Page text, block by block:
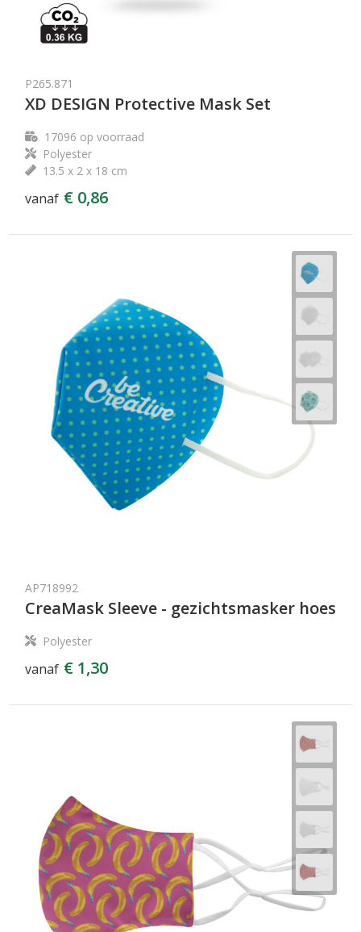
P265.871
XD DESIGN Protective Mask Set
17096 op voorraad
Polyester
13.5 x 2 x 18 cm
vanaf € 0,86
AP718992
CreaMask Sleeve - gezichtsmasker hoes
Polyester
vanaf € 1,30